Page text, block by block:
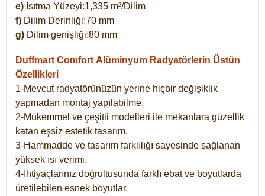
e) Isıtma Yüzeyi:1,335 m²/Dilim
f) Dilim Derinliği:70 mm
g) Dilim genişliği:80 mm
Duffmart Comfort Alüminyum Radyatörlerin Üstün
Özellikleri
1-Mevcut radyatörünüzün yerine hiçbir değişiklik
yapmadan montaj yapılabilme.
2-Mükemmel ve çeşitli modelleri ile mekanlara güzellik
katan eşsiz estetik tasarım.
3-Hammadde ve tasarım farklılığı sayesinde sağlanan
yüksek ısı verimi.
4-İhtiyaçlarınız doğrultusunda farklı ebat ve boyutlarda
üretilebilen esnek boyutlar.